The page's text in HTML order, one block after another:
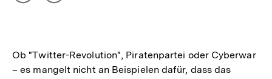
Ob "Twitter-Revolution", Piratenpartei oder Cyberwar
– es mangelt nicht an Beispielen dafür, dass das